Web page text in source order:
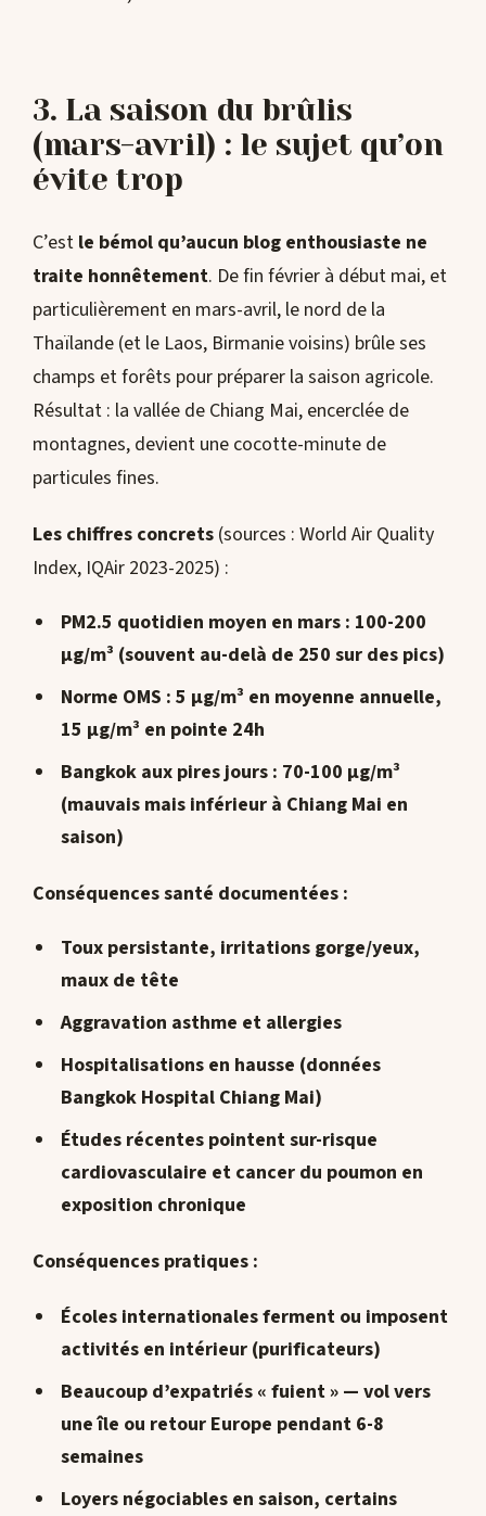
3. La saison du brûlis
(mars-avril) : le sujet qu’on
évite trop
C’est le bémol qu’aucun blog enthousiaste ne
traite honnêtement. De fin février à début mai, et
particulièrement en mars-avril, le nord de la
Thaïlande (et le Laos, Birmanie voisins) brûle ses
champs et forêts pour préparer la saison agricole.
Résultat : la vallée de Chiang Mai, encerclée de
montagnes, devient une cocotte-minute de
particules fines.
Les chiffres concrets (sources : World Air Quality
Index, IQAir 2023-2025) :
PM2.5 quotidien moyen en mars: 100-200
µg/m³ (souvent au-delà de 250 sur des pics)
Norme OMS : 5 µg/m³ en moyenne annuelle,
15 µg/m³ en pointe 24h
Bangkok aux pires jours : 70-100 µg/m³
(mauvais mais inférieur à Chiang Mai en
saison)
Conséquences santé documentées :
Toux persistante, irritations gorge/yeux,
maux de tête
Aggravation asthme et allergies
Hospitalisations en hausse (données
Bangkok Hospital Chiang Mai)
Études récentes pointent sur-risque
cardiovasculaire et cancer du poumon en
exposition chronique
Conséquences pratiques :
Écoles internationales ferment ou imposent
activités en intérieur (purificateurs)
Beaucoup d’expatriés « fuient » — vol vers
une île ou retour Europe pendant 6-8
semaines
Loyers négociables en saison, certains